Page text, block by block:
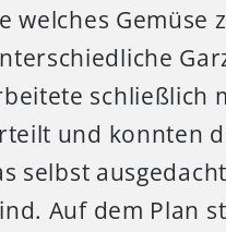
welches
schließlich
und konnten
selbst
Auf dem Plan